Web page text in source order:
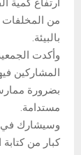
من المخلفات
بالبيئة.
وأكدت
المشاركين
بضرورة
مستدامة.
وسيشارك في
كبار من كتابة